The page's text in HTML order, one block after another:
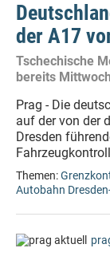
der A17
Tschechische
bereits Mittwoch
Prag - Die
auf der von der
Dresden
Themen:
Autobahn